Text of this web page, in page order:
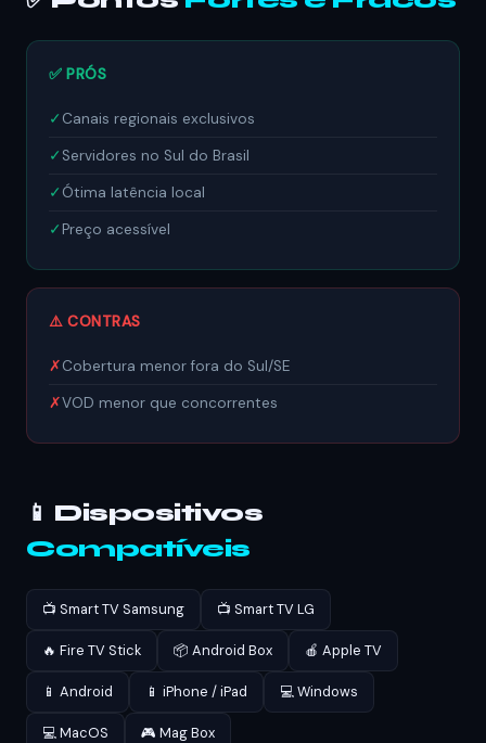
✅ PRÓS
✓ Canais regionais exclusivos
✓ Servidores no Sul do Brasil
✓ Ótima latência local
✓ Preço acessível
⚠️ CONTRAS
✗Cobertura menor fora do Sul/SE
✗VOD menor que concorrentes
📱 Dispositivos
Compatíveis
📺 Smart TV Samsung 📺 Smart TV LG
🔥 Fire TV Stick 📦 Android Box 🍎 Apple TV
📱 Android 📱 iPhone / iPad 💻 Windows
💻 MacOS 🎮 Mag Box